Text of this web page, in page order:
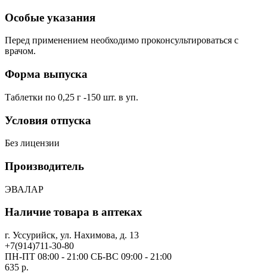
Особые указания
Перед применением необходимо проконсультироваться с
врачом.
Форма выпуска
Таблетки по 0,25 г -150 шт. в уп.
Условия отпуска
Без лицензии
Производитель
ЭВАЛАР
Наличие товара в аптеках
г. Уссурийск, ул. Нахимова, д. 13
+7(914)711-30-80
ПН-ПТ 08:00 - 21:00 СБ-ВС 09:00 - 21:00
635 р.